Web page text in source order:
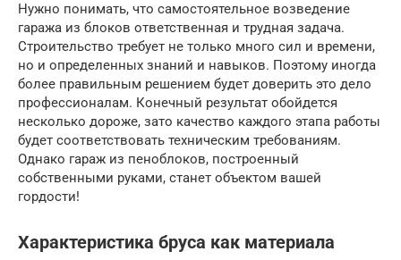
Нужно понимать, что самостоятельное возведение
гаража из блоков ответственная и трудная задача.
Строительство требует не только много сил и времени,
но и определенных знаний и навыков. Поэтому иногда
более правильным решением будет доверить это дело
профессионалам. Конечный результат обойдется
несколько дороже, зато качество каждого этапа работы
будет соответствовать техническим требованиям.
Однако гараж из пеноблоков, построенный
собственными руками, станет объектом вашей
гордости!
Характеристика бруса как материала